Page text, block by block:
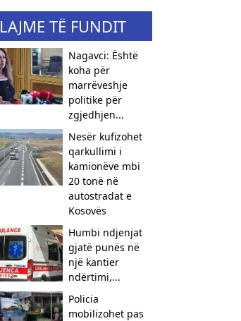
LAJME TË FUNDIT
Nagavci: Është
koha për
marrëveshje
politike për
zgjedhjen...
Nesër kufizohet
qarkullimi i
kamionëve mbi
20 tonë në
autostradat e
Kosovës
Humbi ndjenjat
gjatë punës në
një kantier
ndërtimi,...
Policia
mobilizohet pas